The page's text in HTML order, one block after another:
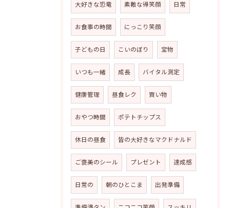
大好きな恐竜 素敵な得笑顔 日常
お食事の時間 にっこり笑顔
子どもの日 こいのぼり 宝物
いつも一緒 成長 バイタル測定
健康管理 昼食レク 買い物
おやつ時間 ポテトチップス
休日の昼食 皆の大好きなマクドナルド
ご褒美のシール プレゼント 達成感
日常の 朝のひとこま 出発準備